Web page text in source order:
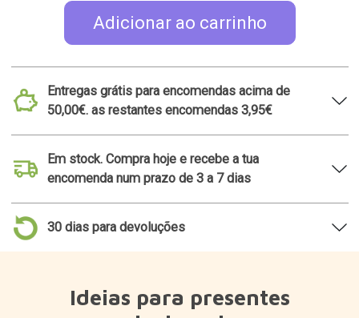
Adicionar ao carrinho
Entregas grátis para encomendas acima de
50,00€. as restantes encomendas 3,95€
Em stock. Compra hoje e recebe a tua
encomenda num prazo de 3 a 7 dias
30 dias para devoluções
Ideias para presentes